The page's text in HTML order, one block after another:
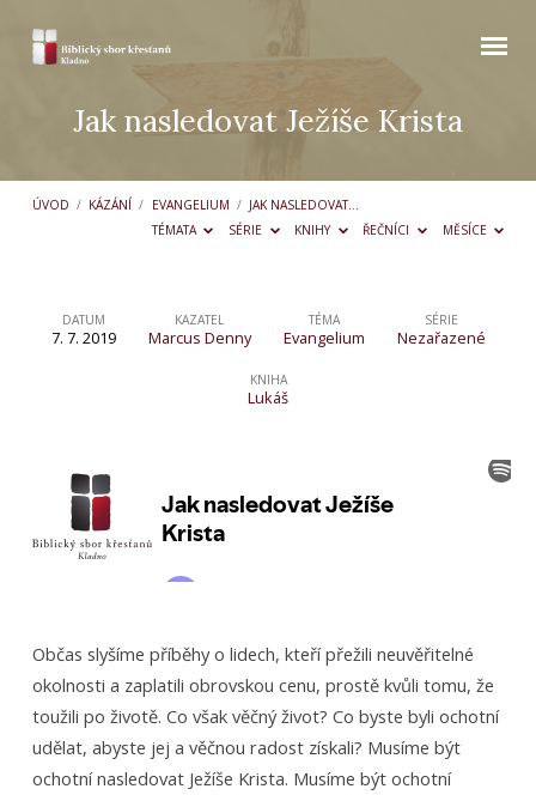
Jak nasledovat Ježíše Krista
ÚVOD / KÁZÁNÍ / EVANGELIUM / JAK NASLEDOVAT…
TÉMATA
SÉRIE KNIHY ŘEČNÍCI MĚSÍCE
Jak
DATUM
7. 7. 2019
KAZATEL
Marcus Denny
TÉMA
Evangelium
SÉRIE
Nezařazené
KNIHA
Lukáš
Občas slyšíme příběhy o lidech, kteří přežili neuvěřitelné
okolnosti a zaplatili obrovskou cenu, prostě kvůli tomu, že
toužili po životě. Co však věčný život? Co byste byli ochotní
udělat, abyste jej a věčnou radost získali? Musíme být
ochotní nasledovat Ježíše Krista. Musíme být ochotní